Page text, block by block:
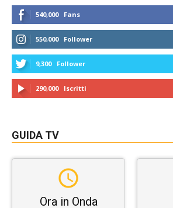
540,000 Fans
550,000 Follower
9,300 Follower
290,000 Iscritti
GUIDA TV
Ora in Onda